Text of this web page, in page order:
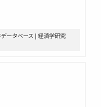
ータベース | 経済学研究